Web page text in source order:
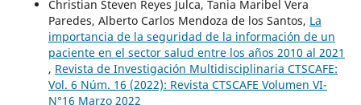
Christian Steven Reyes Julca, Tania Maribel Vera
Paredes, Alberto Carlos Mendoza de los Santos, La
importancia de la seguridad de la información de un
paciente en el sector salud entre los años 2010 al 2021
, Revista de Investigación Multidisciplinaria CTSCAFE:
Vol. 6 Núm. 16 (2022): Revista CTSCAFE Volumen VI-
N°16 Marzo 2022